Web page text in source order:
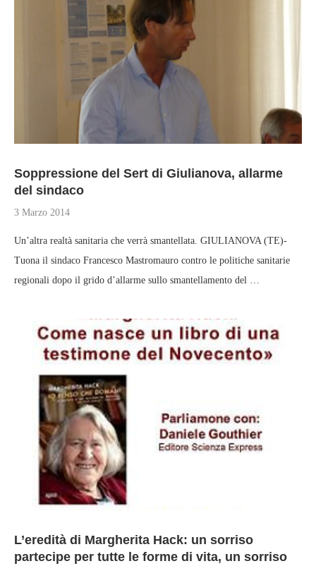
Soppressione del Sert di Giulianova, allarme
del sindaco
3 Marzo 2014
Un’altra realtà sanitaria che verrà smantellata. GIULIANOVA (TE)-
Tuona il sindaco Francesco Mastromauro contro le politiche sanitarie
regionali dopo il grido d’allarme sullo smantellamento del …
L’eredità di Margherita Hack: un sorriso
partecipe per tutte le forme di vita, un sorriso